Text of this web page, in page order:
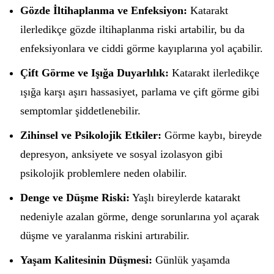
Gözde İltihaplanma ve Enfeksiyon: Katarakt
ilerledikçe gözde iltihaplanma riski artabilir, bu da
enfeksiyonlara ve ciddi görme kayıplarına yol açabilir.
Çift Görme ve Işığa Duyarlılık: Katarakt ilerledikçe
ışığa karşı aşırı hassasiyet, parlama ve çift görme gibi
semptomlar şiddetlenebilir.
Zihinsel ve Psikolojik Etkiler: Görme kaybı, bireyde
depresyon, anksiyete ve sosyal izolasyon gibi
psikolojik problemlere neden olabilir.
Denge ve Düşme Riski: Yaşlı bireylerde katarakt
nedeniyle azalan görme, denge sorunlarına yol açarak
düşme ve yaralanma riskini artırabilir.
Yaşam Kalitesinin Düşmesi: Günlük yaşamda